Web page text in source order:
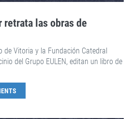
las obras de
Vitoria y la Fundación Catedral
del Grupo EULEN, editan un libro de